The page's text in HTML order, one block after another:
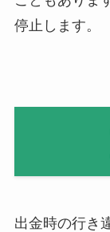
停止します。
出金時の行き